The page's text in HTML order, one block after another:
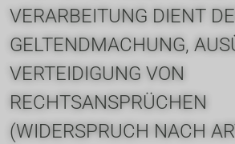
VERARBEITUNG DIENT
GELTENDMACHUNG,
VERTEIDIGUNG VON
RECHTSANSPRÜCHEN
(WIDERSPRUCH NACH